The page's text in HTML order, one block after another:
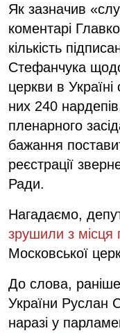
Як зазначив
коментарі
кількість
Стефанчука
церкви в
них 240
пленарного
бажання
реєстрації
Ради.
Нагадаємо,
зрушили з місця
Московської
До слова,
України Руслан
наразі у